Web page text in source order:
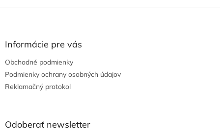
Informácie pre vás
Obchodné podmienky
Podmienky ochrany osobných údajov
Reklamačný protokol
Odoberať newsletter